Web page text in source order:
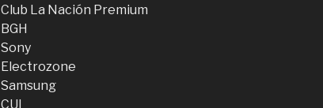
Club La Nación Premium
BGH
Sony
Electrozone
Samsung
CUI